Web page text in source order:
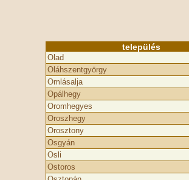
település
Olad
Oláhszentgyörgy
Omlásalja
Opálhegy
Oromhegyes
Oroszhegy
Orosztony
Osgyán
Osli
Ostoros